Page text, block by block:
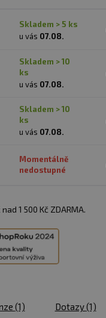
skladem > 5 ks
u vás 07.08.
skladem > 10
ks
u vás 07.08.
skladem > 10
ks
u vás 07.08.
Momentálně
nedostupné
1 500 Kč ZDARMA.
(1) Dotazy(1)